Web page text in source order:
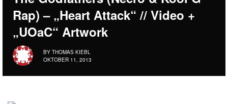
Rap) – „Heart Attack“ // Video +
„UOaC“ Artwork
BY THOMAS KIEBL
OKTOBER 11, 2013